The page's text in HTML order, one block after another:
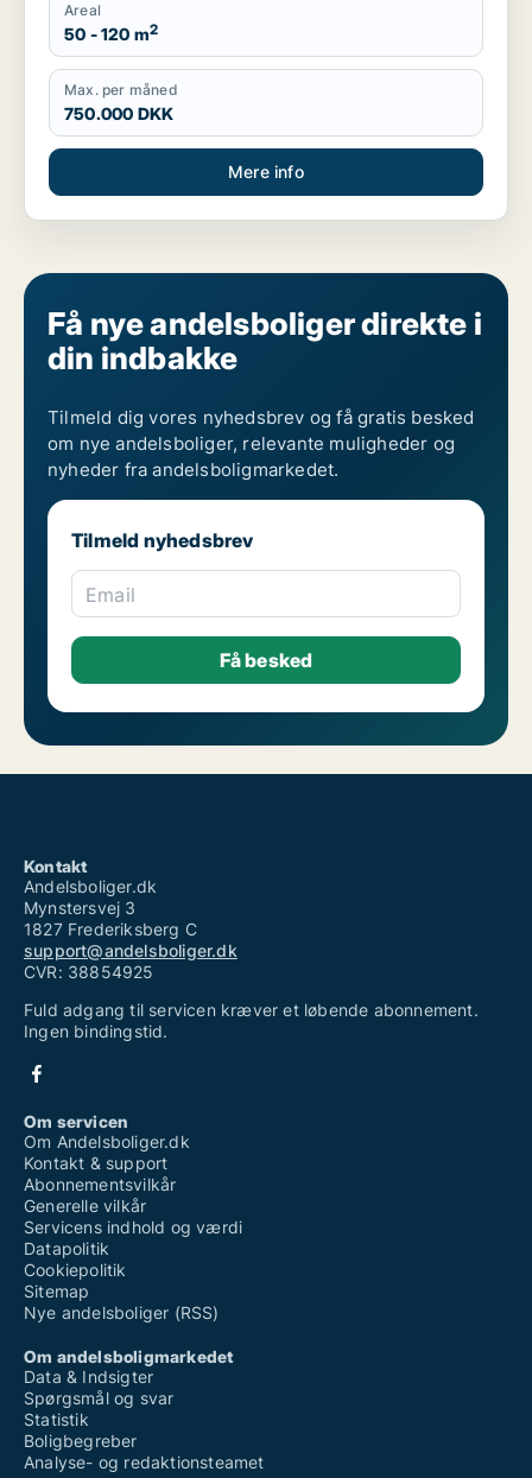
Areal
50 - 120 m2
Max. per måned
750.000 DKK
Mere info
Få nye andelsboliger direkte i
din indbakke
Tilmeld dig vores nyhedsbrev og få gratis besked
om nye andelsboliger, relevante muligheder og
nyheder fra andelsboligmarkedet.
Tilmeld nyhedsbrev
Email
Kontakt
Andelsboliger.dk
Mynstersvej 3
1827 Frederiksberg C
support@andelsboliger.dk
CVR: 38854925
Fuld adgang til servicen kræver et løbende abonnement.
Ingen bindingstid.
Om servicen
Om Andelsboliger.dk
Kontakt & support
Abonnementsvilkår
Generelle vilkår
Servicens indhold og værdi
Datapolitik
Cookiepolitik
Sitemap
Nye andelsboliger (RSS)
Om andelsboligmarkedet
Data & Indsigter
Spørgsmål og svar
Statistik
Boligbegreber
Analyse- og redaktionsteamet